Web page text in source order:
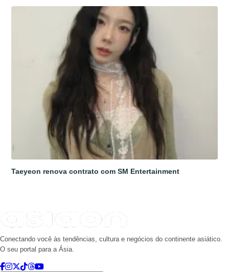
Taeyeon renova contrato com SM Entertainment
Conectando você às tendências, cultura e negócios do continente asiático.
O seu portal para a Ásia.